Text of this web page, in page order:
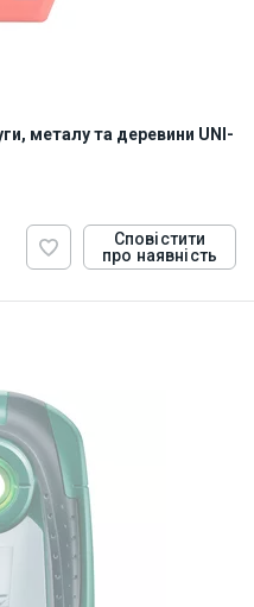
металу та деревини UNI-
Сповістити
про наявність